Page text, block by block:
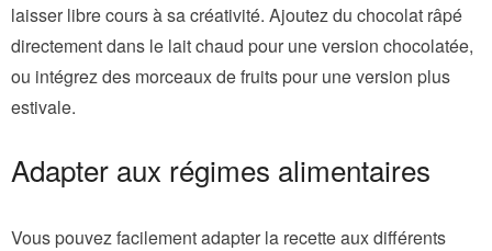
laisser libre cours à sa créativité. Ajoutez du chocolat râpé
directement dans le lait chaud pour une version chocolatée,
ou intégrez des morceaux de fruits pour une version plus
estivale.
Adapter aux régimes alimentaires
Vous pouvez facilement adapter la recette aux différents